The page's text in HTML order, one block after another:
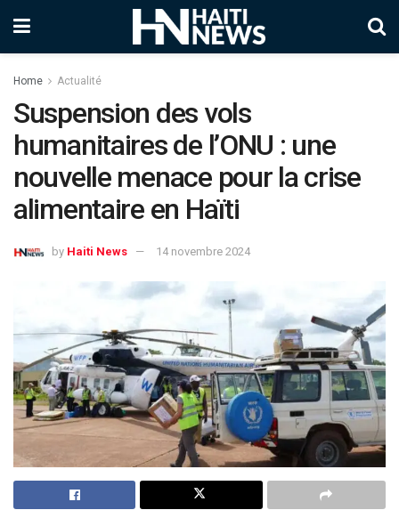
Home Actualité
Suspension des vols
humanitaires de l’ONU : une
nouvelle menace pour la crise
alimentaire en Haïti
by Haiti News 14 novembre 2024